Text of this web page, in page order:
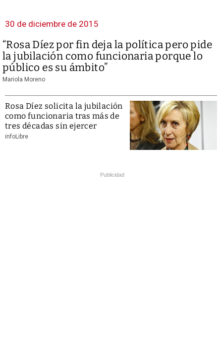
30 de diciembre de 2015
“Rosa Díez por fin deja la política pero pide
la jubilación como funcionaria porque lo
público es su ámbito”
Mariola Moreno
Rosa Díez solicita la jubilación
como funcionaria tras más de
tres décadas sin ejercer
infoLibre
Publicidad